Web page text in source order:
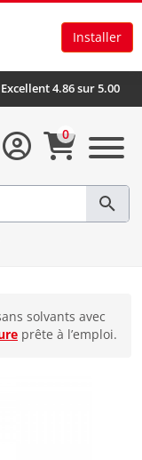
Installer
Excellent 4.86 sur 5.00
0
solvants avec
prête à l’emploi.